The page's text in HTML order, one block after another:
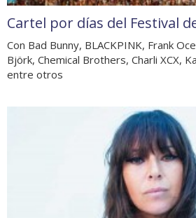
Cartel por días del Festival
Con Bad Bunny, BLACKPINK, Frank
Björk, Chemical Brothers, Charli XCX,
entre otros